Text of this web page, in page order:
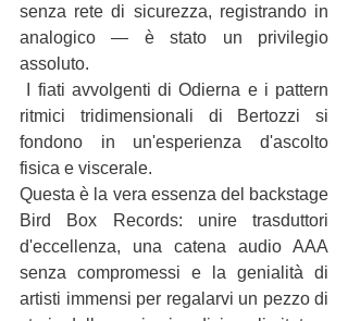
senza rete di sicurezza, registrando in
analogico — è stato un privilegio
assoluto.
ritmici tridimensionali di Bertozzi si
fondono in un'esperienza d'ascolto
fisica e viscerale.
Questa è la vera essenza del backstage
Bird Box Records: unire trasduttori
d'eccellenza, una catena audio AAA
senza compromessi e la genialità di
artisti immensi per regalarvi un pezzo di